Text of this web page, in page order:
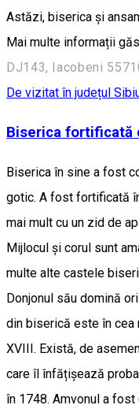
Astăzi, biserica și
Mai multe informații
DJ143, Iacobeni
De vizitat în județul
Biserica fortificată
Biserica în sine a fost
gotic. A fost fortificată
mai mult cu un zid de
Mijlocul și corul sunt
multe alte castele
Donjonul său domină
din biserică este în cea
XVIII. Există, de
care îl înfățișează
în 1748. Amvonul a